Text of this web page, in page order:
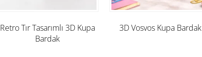
Retro Tır Tasarımlı 3D Kupa
Bardak
3D Vosvos Kupa Bardak